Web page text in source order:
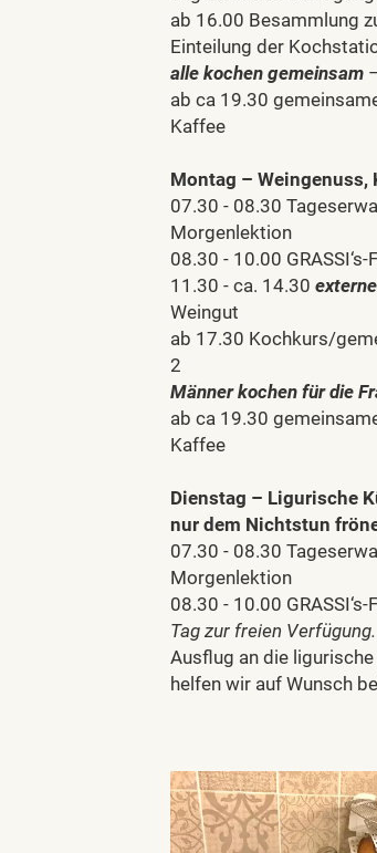
ab 16.00 Besammlung
Einteilung der
alle kochen gemeinsam
ab ca 19.30
Kaffee
Montag – Weingenuss,
07.30 - 08.30
Morgenlektion
08.30 - 10.00
11.30 - ca. 14.30
Weingut
ab 17.30 Kochkurs/
2
Männer kochen für die
ab ca 19.30
Kaffee
Dienstag – Ligurische
nur dem Nichtstun
07.30 - 08.30
Morgenlektion
08.30 - 10.00
Tag zur freien Verfügung.
Ausflug an die ligurische
helfen wir auf Wunsch